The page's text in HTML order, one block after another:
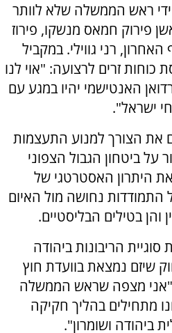
ראש הממשלה שלא לוותר
פירוק חמאס מנשקו, פירוז
רני גווילי. במקביל
כוחות זרים לרצועה: "אוי לנו
האנטישמי יהיו במגע עם
ישראל".
את הצורך למנוע התעצמות
על ביטחון הגבול הצפוני
את היתרון האסטרטגי של
התמודדות נחושה מול האיום
והן בטילים הבליסטיים.
הריבונות ביהודה
שיזם נמצאת בוועדת חוץ
"אני מצפה שראש הממשלה
מתחילים בהליך חקיקה
ביהודה ושומרון".